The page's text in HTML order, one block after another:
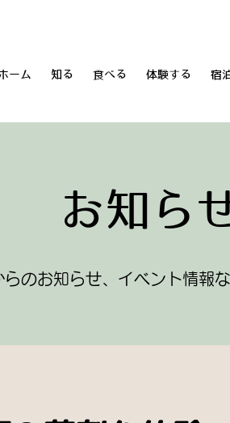
ーム 知る 食べる 体験する 宿
お知ら
のお知らせ、イベント情報